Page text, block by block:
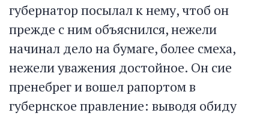
губернатор посылал к нему, чтоб он
прежде с ним объяснился, нежели
начинал дело на бумаге, более смеха,
нежели уважения достойное. Он сие
пренебрег и вошел рапортом в
губернское правление: выводя обиду